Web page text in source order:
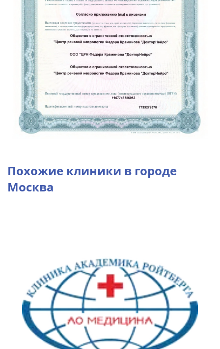
Похожие клиники в городе
Москва